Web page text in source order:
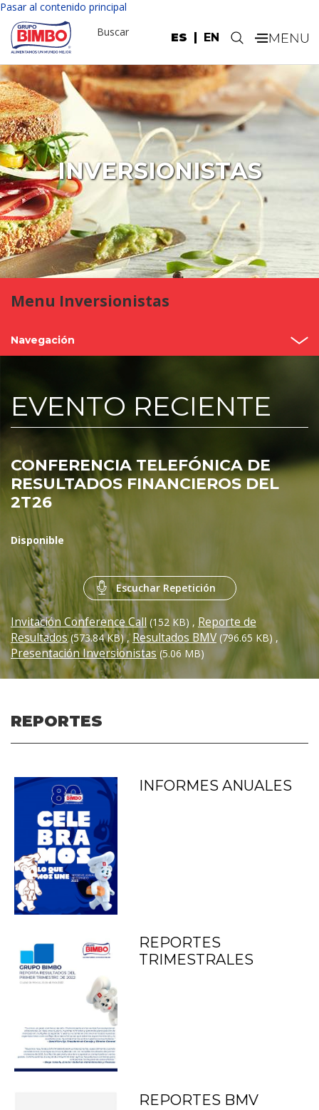
Pasar al contenido principal
ES EN
Buscar .
INVERSIONISTAS
Menu Inversionistas
Navegación
¿Quiénes somos?
Valor Bimbo
Eventos y Presentaciones
Cobertura de analistas
Gobierno Corporativo
Reportes
Contacto
EVENTO RECIENTE
CONFERENCIA TELEFÓNICA DE
RESULTADOS FINANCIEROS DEL
2T26
Disponible
Escuchar Repetición
Invitación Conference Call (152 KB) , Reporte de
Resultados (573.84 KB),Resultados BMV (796.65 KB) ,
Presentación Inversionistas (5.06 MB)
REPORTES
INFORMES ANUALES
REPORTES
TRIMESTRALES
REPORTES BMV